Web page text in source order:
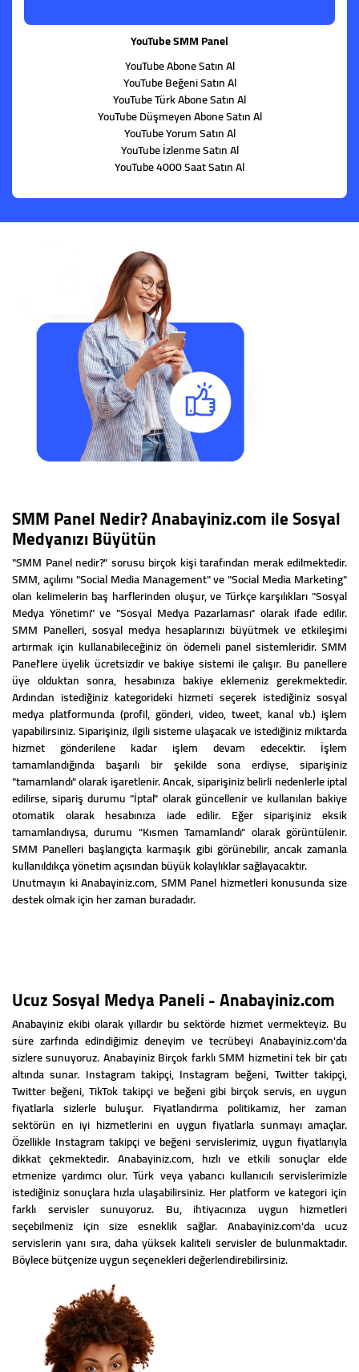
YouTube SMM Panel
YouTube Abone Satın Al
YouTube Beğeni Satın Al
YouTube Türk Abone Satın Al
YouTube Düşmeyen Abone Satın Al
YouTube Yorum Satın Al
YouTube İzlenme Satın Al
YouTube 4000 Saat Satın Al
SMM Panel Nedir? Anabayiniz.com ile Sosyal
Medyanızı Büyütün
"SMM Panel nedir?" sorusu birçok kişi tarafından merak edilmektedir.
SMM, açılımı "Social Media Management" ve "Social Media Marketing"
olan kelimelerin baş harflerinden oluşur, ve Türkçe karşılıkları "Sosyal
Medya Yönetimi" ve "Sosyal Medya Pazarlaması" olarak ifade edilir.
SMM Panelleri, sosyal medya hesaplarınızı büyütmek ve etkileşimi
artırmak için kullanabileceğiniz ön ödemeli panel sistemleridir. SMM
Panel'lere üyelik ücretsizdir ve bakiye sistemi ile çalışır. Bu panellere
üye olduktan sonra, hesabınıza bakiye eklemeniz gerekmektedir.
Ardından istediğiniz kategorideki hizmeti seçerek istediğiniz sosyal
medya platformunda (profil, gönderi, video, tweet, kanal vb.) işlem
yapabilirsiniz. Siparişiniz, ilgili sisteme ulaşacak ve istediğiniz miktarda
hizmet gönderilene kadar işlem devam edecektir. İşlem
tamamlandığında başarılı bir şekilde sona erdiyse, siparişiniz
"tamamlandı" olarak işaretlenir. Ancak, siparişiniz belirli nedenlerle iptal
edilirse, sipariş durumu "İptal" olarak güncellenir ve kullanılan bakiye
otomatik olarak hesabınıza iade edilir. Eğer siparişiniz eksik
tamamlandıysa, durumu "Kısmen Tamamlandı" olarak görüntülenir.
SMM Panelleri başlangıçta karmaşık gibi görünebilir, ancak zamanla
kullanıldıkça yönetim açısından büyük kolaylıklar sağlayacaktır.
Unutmayın ki Anabayiniz.com, SMM Panel hizmetleri konusunda size
destek olmak için her zaman buradadır.
Ucuz Sosyal Medya Paneli - Anabayiniz.com
Anabayiniz ekibi olarak yıllardır bu sektörde hizmet vermekteyiz. Bu
süre zarfında edindiğimiz deneyim ve tecrübeyi Anabayiniz.com'da
sizlere sunuyoruz. Anabayiniz Birçok farklı SMM hizmetini tek bir çatı
altında sunar. Instagram takipçi, Instagram beğeni, Twitter takipçi,
Twitter beğeni, TikTok takipçi ve beğeni gibi birçok servis, en uygun
fiyatlarla sizlerle buluşur. Fiyatlandırma politikamız, her zaman
sektörün en iyi hizmetlerini en uygun fiyatlarla sunmayı amaçlar.
Özellikle Instagram takipçi ve beğeni servislerimiz, uygun fiyatlarıyla
dikkat çekmektedir. Anabayiniz.com, hızlı ve etkili sonuçlar elde
etmenize yardımcı olur. Türk veya yabancı kullanıcılı servislerimizle
istediğiniz sonuçlara hızla ulaşabilirsiniz. Her platform ve kategori için
farklı servisler sunuyoruz. Bu, ihtiyacınıza uygun hizmetleri
seçebilmeniz için size esneklik sağlar. Anabayiniz.com'da ucuz
servislerin yanı sıra, daha yüksek kaliteli servisler de bulunmaktadır.
Böylece bütçenize uygun seçenekleri değerlendirebilirsiniz.